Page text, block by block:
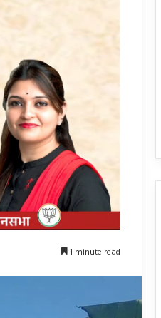
1 minute read